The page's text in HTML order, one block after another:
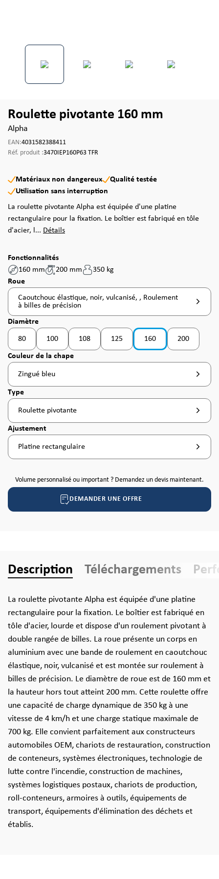
Roulette pivotante 160 mm
Alpha
EAN:4031582388411
Réf. produit :3470IEP160P63 TFR
Matériaux non dangereux
Qualité testée
Utilisation sans interruption
La roulette pivotante Alpha est équipée d'une platine
rectangulaire pour la fixation. Le boîtier est fabriqué en tôle
d'acier, l... Détails
Fonctionnalités
160 mm
200 mm
350 kg
Sélectionnez
Roue
Caoutchouc élastique, noir, vulcanisé, , Roulement
à billes de précision
Sélectionnez
Diamètre
80
(Cette option n'est pas disponible pour le moment. )
100
(Cette option n'est pas disponible pour le moment. )
108
(Cette option n'est pas disponible pour le
125 160 200
Sélectionnez
Couleur de la chape
Zingué bleu
Sélectionnez
Type
Roulette pivotante
Sélectionnez
Ajustement
Platine rectangulaire
Volume personnalisé ou important ? Demandez un devis maintenant.
DEMANDER UNE OFFRE
Description Téléchargements
La roulette pivotante Alpha est équipée d'une platine
rectangulaire pour la fixation. Le boîtier est fabriqué en
tôle d'acier, lourde et dispose d'un roulement pivotant à
double rangée de billes. La roue présente un corps en
aluminium avec une bande de roulement en caoutchouc
élastique, noir, vulcanisé et est montée sur roulement à
billes de précision. Le diamètre de roue est de 160 mm et
la hauteur hors tout atteint 200 mm. Cette roulette offre
une capacité de charge dynamique de 350 kg à une
vitesse de 4 km/h et une charge statique maximale de
700 kg. Elle convient parfaitement aux constructeurs
automobiles OEM, chariots de restauration, construction
de conteneurs, systèmes électroniques, technologie de
lutte contre l'incendie, construction de machines,
systèmes logistiques postaux, chariots de production,
roll-conteneurs, armoires à outils, équipements de
transport, équipements d'élimination des déchets et
établis.